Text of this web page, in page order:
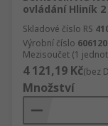
ovládání Hliník 2
Skladové číslo RS
Výrobní číslo
Mezisoučet (1
4 121,19 Kč(bez
Množství